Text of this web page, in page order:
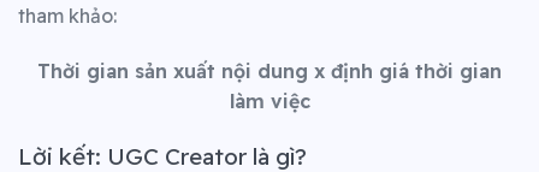
tham khảo:
Thời gian sản xuất nội dung x định giá thời gian
làm việc
Lời kết: UGC Creator là gì?